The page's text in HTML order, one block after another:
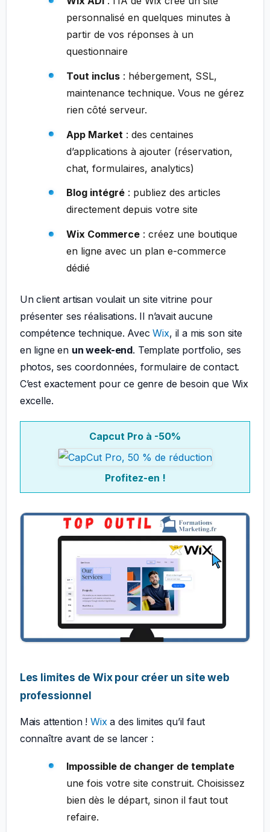
personnalisé en quelques minutes à
partir de vos réponses à un
questionnaire
Tout inclus: hébergement, SSL,
maintenance technique. Vous ne gérez
rien côté serveur.
App Market : des centaines
d’applications à ajouter (réservation,
chat, formulaires, analytics)
Blog intégré: publiez des articles
directement depuis votre site
Wix Commerce: créez une boutique
en ligne avec un plan e-commerce
dédié
Un client artisan voulait un site vitrine pour
présenter ses réalisations. Il n’avait aucune
compétence technique. AvecWix, il a mis son site
en ligne en un week-end. Template portfolio, ses
photos, ses coordonnées, formulaire de contact.
C’est exactement pour ce genre de besoin que Wix
excelle.
Capcut Pro à -50%
Profitez-en !
Les limites de Wix pour créer un site web
professionnel
Mais attention ! Wix a des limites qu’il faut
connaître avant de se lancer :
Impossible de changer de template
une fois votre site construit. Choisissez
bien dès le départ, sinon il faut tout
refaire.